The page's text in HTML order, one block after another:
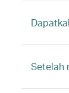
Setelah